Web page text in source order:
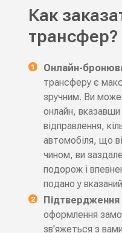
Как
трансфер?
Онлайн-
трансферу є
зручним. Ви
онлайн, вказавши
відправлення,
автомобіля, що
чином, ви
подорож і
подано у
оформлення
зв'яжеться з